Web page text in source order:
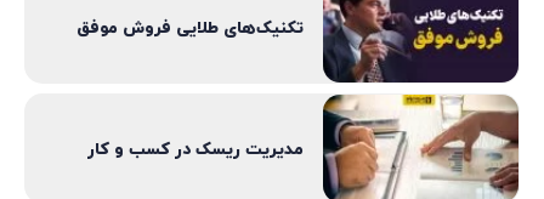
تکنیک‌های طلایی فروش‌ موفق
مدیریت ریسک در کسب و کار